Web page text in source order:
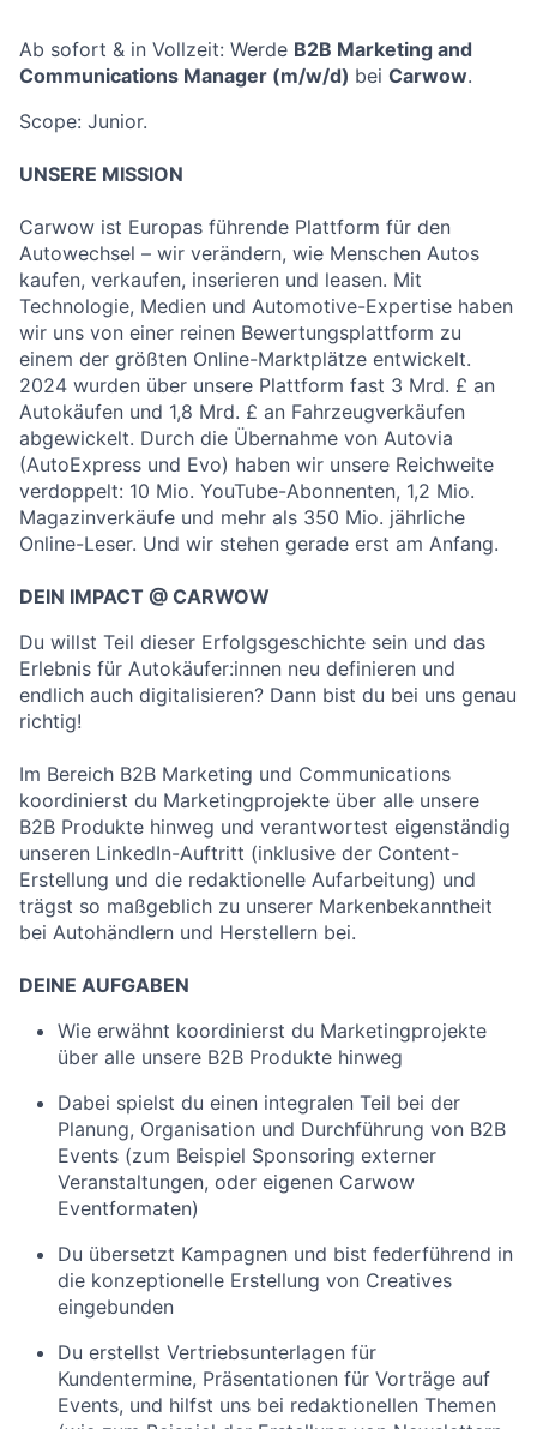
Ab sofort & in Vollzeit: Werde B2B Marketing and
Communications Manager (m/w/d) bei Carwow.
Scope: Junior.
UNSERE MISSION
Carwow ist Europas führende Plattform für den
Autowechsel – wir verändern, wie Menschen Autos
kaufen, verkaufen, inserieren und leasen. Mit
Technologie, Medien und Automotive-Expertise haben
wir uns von einer reinen Bewertungsplattform zu
einem der größten Online-Marktplätze entwickelt.
2024 wurden über unsere Plattform fast 3 Mrd. £ an
Autokäufen und 1,8 Mrd. £ an Fahrzeugverkäufen
abgewickelt. Durch die Übernahme von Autovia
(AutoExpress und Evo) haben wir unsere Reichweite
verdoppelt: 10 Mio. YouTube-Abonnenten, 1,2 Mio.
Magazinverkäufe und mehr als 350 Mio. jährliche
Online-Leser. Und wir stehen gerade erst am Anfang.
DEIN IMPACT @ CARWOW
Du willst Teil dieser Erfolgsgeschichte sein und das
Erlebnis für Autokäufer:innen neu definieren und
endlich auch digitalisieren? Dann bist du bei uns genau
richtig!
Im Bereich B2B Marketing und Communications
koordinierst du Marketingprojekte über alle unsere
B2B Produkte hinweg und verantwortest eigenständig
unseren LinkedIn-Auftritt (inklusive der Content-
Erstellung und die redaktionelle Aufarbeitung) und
trägst so maßgeblich zu unserer Markenbekanntheit
bei Autohändlern und Herstellern bei.
DEINE AUFGABEN
Wie erwähnt koordinierst du Marketingprojekte
über alle unsere B2B Produkte hinweg
Dabei spielst du einen integralen Teil bei der
Planung, Organisation und Durchführung von B2B
Events (zum Beispiel Sponsoring externer
Veranstaltungen, oder eigenen Carwow
Eventformaten)
Du übersetzt Kampagnen und bist federführend in
die konzeptionelle Erstellung von Creatives
eingebunden
Du erstellst Vertriebsunterlagen für
Kundentermine, Präsentationen für Vorträge auf
Events, und hilfst uns bei redaktionellen Themen